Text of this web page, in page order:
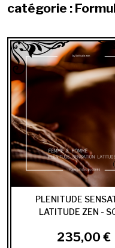
catégorie :
PLENITUDE
LATITUDE ZEN -
235,00 €